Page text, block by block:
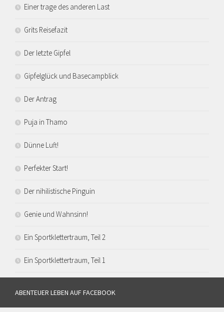
Einer trage des anderen Last
Grits Reisefazit
Der letzte Gipfel
Gipfelglück und Basecampblick
Der Antrag
Puja in Thamo
Dünne Luft!
Perfekter Start!
Der nihilistische Pinguin
Genie und Wahnsinn!
Ein Sportklettertraum, Teil 2
Ein Sportklettertraum, Teil 1
ABENTEUER LEBEN AUF FACEBOOK